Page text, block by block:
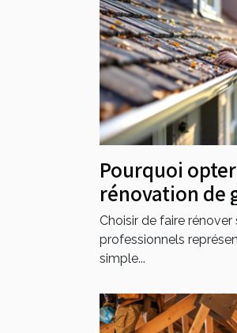
Pourquoi
rénovation de
des
Choisir de faire
professionnels
simple...